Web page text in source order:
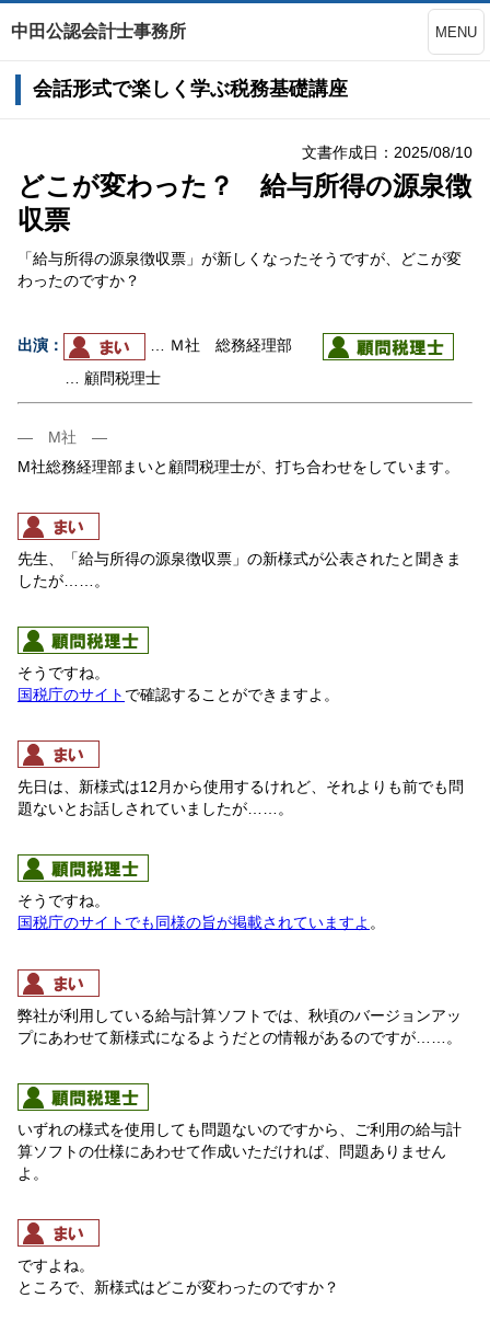
中田公認会計士事務所 MENU
会話形式で楽しく学ぶ税務基礎講座
文書作成日：2025/08/10
どこが変わった？ 給与所得の源泉徴
収票
「給与所得の源泉徴収票」が新しくなったそうですが、どこが変
わったのですか？
出演：
… Ｍ社 総務経理部
… 顧問税理士
― M社 ―
M社総務経理部まいと顧問税理士が、打ち合わせをしています。
先生、「給与所得の源泉徴収票」の新様式が公表されたと聞きま
したが……。
そうですね。
国税庁のサイト で確認することができますよ。
先日は、新様式は12月から使用するけれど、それよりも前でも問
題ないとお話しされていましたが……。
そうですね。
国税庁のサイトでも同様の旨が掲載されていますよ 。
弊社が利用している給与計算ソフトでは、秋頃のバージョンアッ
プにあわせて新様式になるようだとの情報があるのですが……。
いずれの様式を使用しても問題ないのですから、ご利用の給与計
算ソフトの仕様にあわせて作成いただければ、問題ありません
よ。
ですよね。
ところで、新様式はどこが変わったのですか？